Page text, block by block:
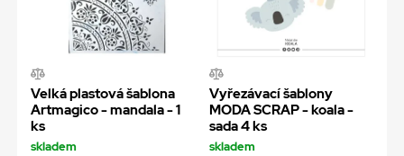
Velká plastová šablona
Artmagico - mandala - 1
ks
skladem
Vyřezávací šablony
MODA SCRAP - koala -
sada 4 ks
skladem